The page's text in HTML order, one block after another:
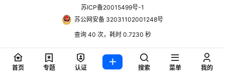
苏ICP备20015499号-1
苏公网安备 32031102001248号
查询 40 次，耗时 0.7230 秒
首页 专题 认证 搜索 菜单 我的